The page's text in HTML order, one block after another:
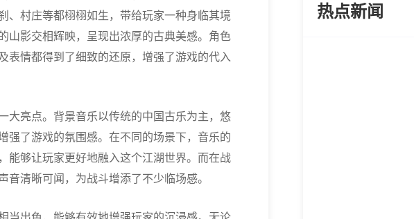
、村庄等都栩栩如生，带给玩家一种身临其境
山影交相辉映，呈现出浓厚的古典美感。角色
表情都得到了细致的还原，增强了游戏的代入
大亮点。背景音乐以传统的中国古乐为主，悠
强了游戏的氛围感。在不同的场景下，音乐的
能够让玩家更好地融入这个江湖世界。而在战
清晰可闻，为战斗增添了不少临场感。
热点新闻